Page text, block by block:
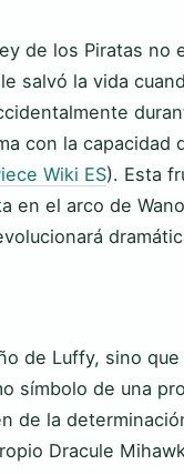
de los Piratas no
salvó la vida
con la capacidad
Wiki ES). Esta
en el arco de
de Luffy, sino
símbolo de una
de la
Dracule